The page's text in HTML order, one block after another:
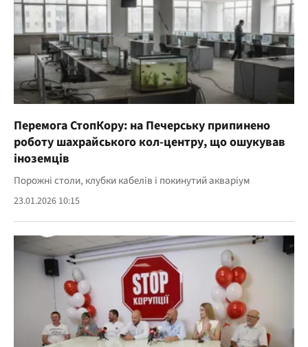
Перемога СтопКору: на Печерську припинено
роботу шахрайського кол-центру, що ошукував
іноземців
Порожні столи, клубки кабелів і покинутий акваріум
23.01.2026 10:15